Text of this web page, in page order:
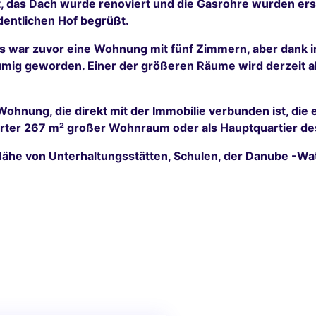
das Dach wurde renoviert und die Gasrohre wurden
Hof begrüßt.
war zuvor eine Wohnung mit fünf Zimmern, aber
geworden. Einer der größeren Räume wird derzeit
die direkt mit der Immobilie verbunden ist, die
267 m² großer Wohnraum oder als Hauptquartier
von Unterhaltungsstätten, Schulen, der Danube -